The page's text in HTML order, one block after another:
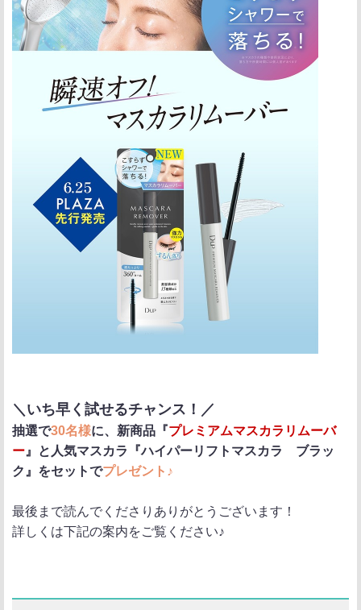
＼いち早く試せるチャンス！／
抽選で30名様に、新商品『プレミアムマスカラリムーバ
ー 』と人気マスカラ『ハイパーリフトマスカラ ブラッ
ク』をセットでプレゼント♪
最後まで読んでくださりありがとうございます！
詳しくは下記の案内をご覧ください♪